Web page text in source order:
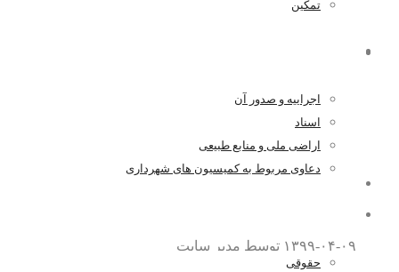
تمکین
اجراییه و صدور آن
اسناد
اراضی ملی و منابع طبیعی
دعاوی مربوط به کمیسیون های شهرداری
حقوقی
۱۳۹۸-۱۲-۱۴
همه چیز درباره قتل عمد
۱۳۹۹-۰۴-۰۹ توسط مدیر سایت